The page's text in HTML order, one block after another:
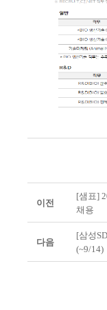
이전
[샘표]
채용
다음
[삼성
(~9/14)